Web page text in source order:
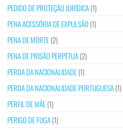
PEDIDO DE PROTEÇÃO JURÍDICA(1)
PENA ACESSÓRIA DE EXPULSÃO (1)
PENA DE MORTE(2)
PENA DE PRISÃO PERPÉTUA(2)
PERDA DA NACIONALIDADE(1)
PERDA DA NACIONALIDADE PORTUGUESA(1)
PERFIL DE MÃE(1)
PERIGO DE FUGA(1)